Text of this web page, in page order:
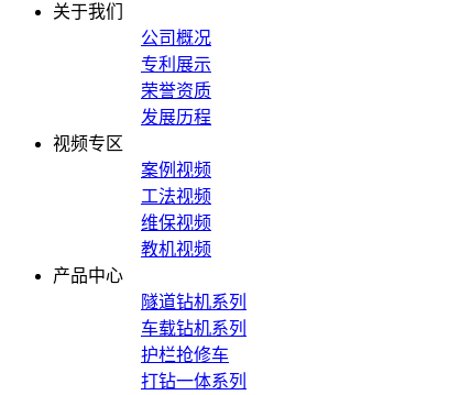
关于我们
公司概况
专利展示
荣誉资质
发展历程
视频专区
案例视频
工法视频
维保视频
教机视频
产品中心
隧道钻机系列
车载钻机系列
护栏抢修车
打钻一体系列